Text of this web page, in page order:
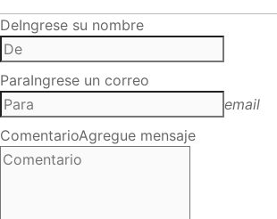
DeIngrese su nombre
ParaIngrese un correo
email
ComentarioAgregue mensaje